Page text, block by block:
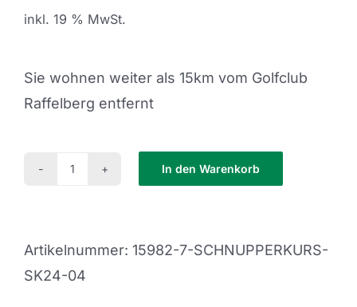
inkl. 19 % MwSt.
Sie wohnen weiter als 15km vom Golfclub
Raffelberg entfernt
Schnupperkurs
Menge
In den Warenkorb
Artikelnummer: 15982-7-SCHNUPPERKURS-
SK24-04